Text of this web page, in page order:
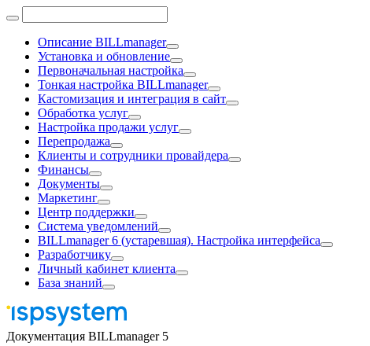
Описание BILLmanager
Установка и обновление
Первоначальная настройка
Тонкая настройка BILLmanager
Кастомизация и интеграция в сайт
Обработка услуг
Настройка продажи услуг
Перепродажа
Клиенты и сотрудники провайдера
Финансы
Документы
Маркетинг
Центр поддержки
Система уведомлений
BILLmanager 6 (устаревшая). Настройка интерфейса
Разработчику
Личный кабинет клиента
База знаний
Документация BILLmanager 5